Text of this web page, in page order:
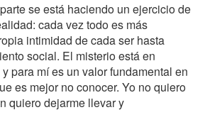
se está haciendo un ejercicio de
cada vez todo es más
intimidad de cada ser hasta
social. El misterio está en
para mí es un valor fundamental en
es mejor no conocer. Yo no quiero
quiero dejarme llevar y